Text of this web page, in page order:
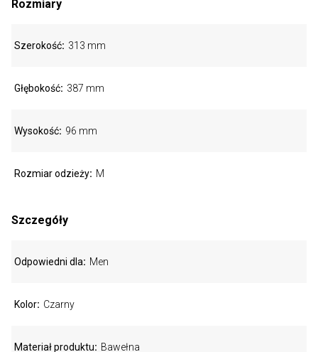
Rozmiary
Szerokość 313 mm
Głębokość 387 mm
Wysokość 96 mm
Rozmiar odzieży M
Szczegóły
Odpowiedni dla Men
Kolor Czarny
Materiał produktu Bawełna